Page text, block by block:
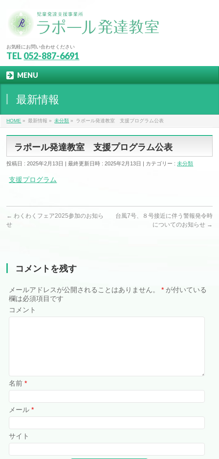
お気軽にお問い合わせください
TEL 052-887-6691
MENU
最新情報
HOME » 最新情報 » 未分類 » ラポール発達教室 支援プログラム公表
ラポール発達教室 支援プログラム公表
投稿日 : 2025年2月13日 最終更新日時 : 2025年2月13日 カテゴリー :未分類
支援プログラム
← わくわくフェア2025参加のお知ら
せ
台風7号、８号接近に伴う警報発令時
についてのお知らせ →
コメントを残す
メールアドレスが公開されることはありません。 * が付いている
欄は必須項目です
コメント
名前*
メール*
サイト